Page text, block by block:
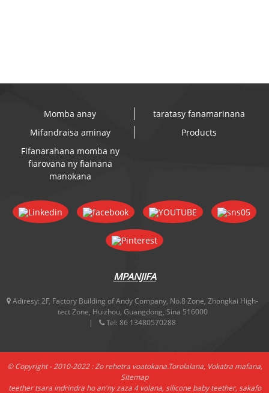
Momba anay
taratasy fanamarinana
Mifandraisa aminay
Products
Fifanarahana momba ny
fiarovana ny fiainana
manokana
MPANJIFA
Adiresy: 2F, Factory Building of Andy Company, No.8 Zone, Zhongkai High-
tect Zone, Huizhou, Guangdong, Sina 516000
Tel: 86 13480570288
© Copyright - 2010-2022 : Zo rehetra voatokana.Torolalana, Vokatra mafana,
Sitemap
teether tsara indrindra ho an'ny zaza 4 volana,silicone baby teether,sakafo